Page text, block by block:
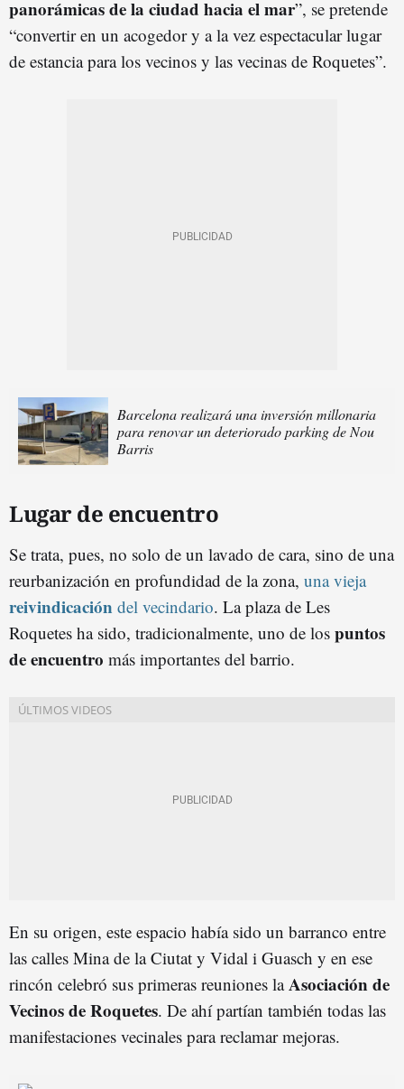
panorámicas de la ciudad hacia el mar”, se pretende
“convertir en un acogedor y a la vez espectacular lugar
de estancia para los vecinos y las vecinas de Roquetes”.
Barcelona realizará una inversión millonaria
para renovar un deteriorado parking de Nou
Barris
Lugar de encuentro
Se trata, pues, no solo de un lavado de cara, sino de una
reurbanización en profundidad de la zona, una vieja
reivindicación del vecindario. La plaza de Les
Roquetes ha sido, tradicionalmente, uno de los puntos
de encuentro más importantes del barrio.
En su origen, este espacio había sido un barranco entre
las calles Mina de la Ciutat y Vidal i Guasch y en ese
rincón celebró sus primeras reuniones laAsociación de
Vecinos de Roquetes. De ahí partían también todas las
manifestaciones vecinales para reclamar mejoras.